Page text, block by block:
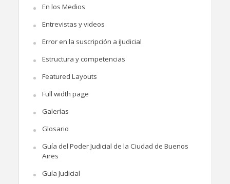
En los Medios
Entrevistas y videos
Error en la suscripción a iJudicial
Estructura y competencias
Featured Layouts
Full width page
Galerías
Glosario
Guía del Poder Judicial de la Ciudad de Buenos
Aires
Guía Judicial